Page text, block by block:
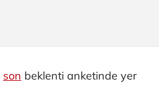
son beklenti anketinde yer